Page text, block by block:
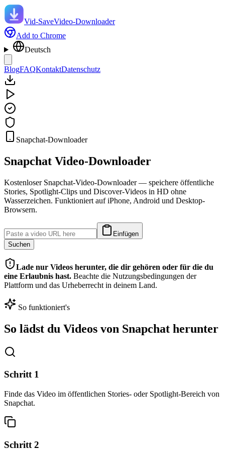
Vid-SaveVideo-Downloader
Add to Chrome
Deutsch
BlogFAQKontaktDatenschutz
Snapchat-Downloader
Snapchat Video-Downloader
Kostenloser Snapchat-Video-Downloader — speichere öffentliche
Stories, Spotlight-Clips und Discover-Videos in HD ohne
Wasserzeichen. Funktioniert auf iPhone, Android und Desktop-
Browsern.
Einfügen
Suchen
Lade nur Videos herunter, die dir gehören oder für die du
eine Erlaubnis hast. Beachte die Nutzungsbedingungen der
Plattform und das Urheberrecht in deinem Land.
So funktioniert's
So lädst du Videos von Snapchat herunter
Schritt 1
Finde das Video im öffentlichen Stories- oder Spotlight-Bereich von
Snapchat.
Schritt 2